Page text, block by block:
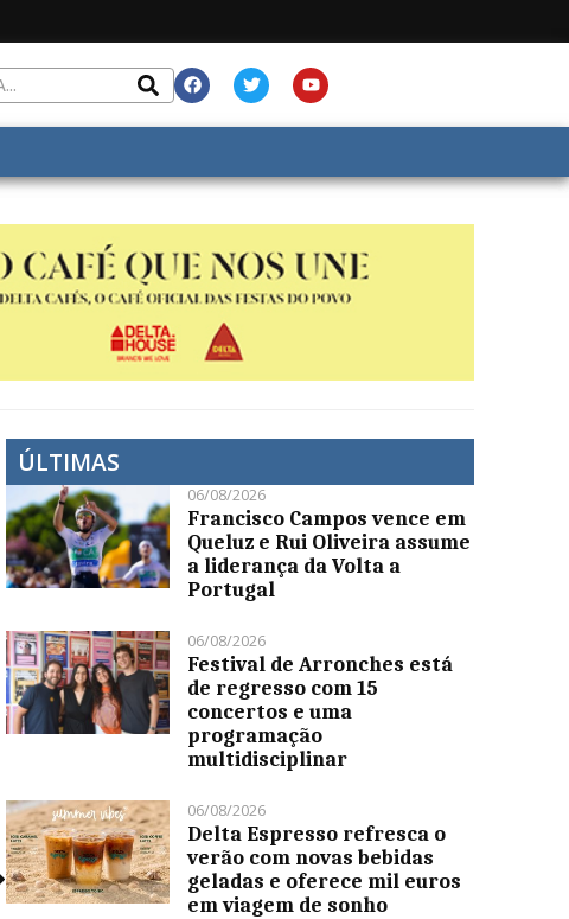
ÚLTIMAS
06/08/2026
Francisco Campos vence em
Queluz e Rui Oliveira assume
a liderança da Volta a
Portugal
06/08/2026
Festival de Arronches está
de regresso com 15
concertos e uma
programação
multidisciplinar
06/08/2026
Delta Espresso refresca o
verão com novas bebidas
geladas e oferece mil euros
em viagem de sonho